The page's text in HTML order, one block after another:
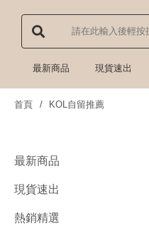
最新商品 現貨速出
首頁 KOL自留推薦
最新商品
現貨速出
熱銷精選